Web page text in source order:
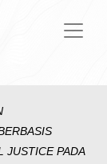
JUSTICE PADA